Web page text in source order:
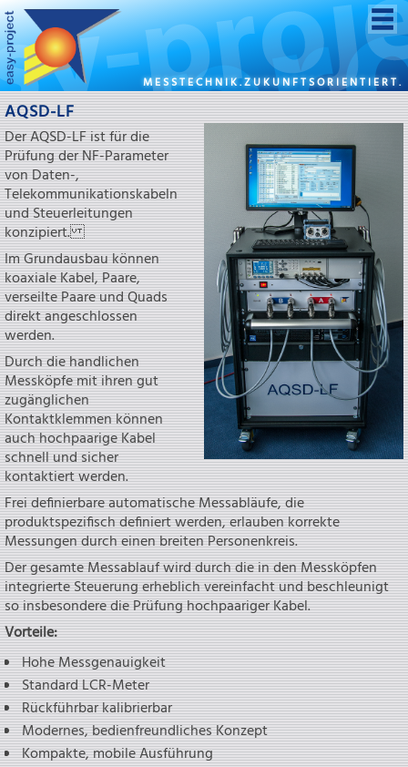
MESSTECHNIK.ZUKUNFTSORIENTIERT.
AQSD-LF
Der AQSD-LF ist für die
Prüfung der NF-Parameter
von Daten-,
Telekommunikationskabeln
und Steuerleitungen
konzipiert.
Im Grundausbau können
koaxiale Kabel, Paare,
verseilte Paare und Quads
direkt angeschlossen
werden.
Durch die handlichen
Messköpfe mit ihren gut
zugänglichen
Kontaktklemmen können
auch hochpaarige Kabel
schnell und sicher
kontaktiert werden.
Frei definierbare automatische Messabläufe, die
produktspezifisch definiert werden, erlauben korrekte
Messungen durch einen breiten Personenkreis.
Der gesamte Messablauf wird durch die in den Messköpfen
integrierte Steuerung erheblich vereinfacht und beschleunigt
so insbesondere die Prüfung hochpaariger Kabel.
Vorteile:
Hohe Messgenauigkeit
Standard LCR-Meter
Rückführbar kalibrierbar
Modernes, bedienfreundliches Konzept
Kompakte, mobile Ausführung